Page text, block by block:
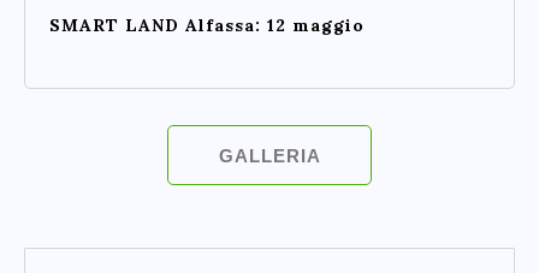
SMART LAND Alfassa: 12 maggio
GALLERIA